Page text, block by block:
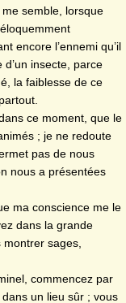
semble, lorsque
encore l’ennemi qu’il
insecte, parce
la faiblesse de ce
ce moment, que le
; je ne redoute
pas de nous
nous a présentées
ma conscience me le
dans la grande
sages,
commencez par
un lieu sûr ; vous